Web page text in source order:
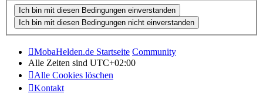
MobaHelden.de Startseite Community
Alle Zeiten sind UTC+02:00
Alle Cookies löschen
Kontakt